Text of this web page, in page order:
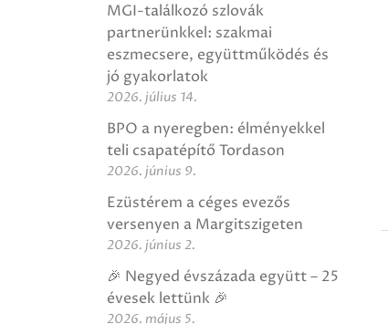
MGI-találkozó szlovák
partnerünkkel: szakmai
eszmecsere, együttműködés és
jó gyakorlatok
2026. július 14.
BPO a nyeregben: élményekkel
teli csapatépítő Tordason
2026. június 9.
Ezüstérem a céges evezős
versenyen a Margitszigeten
2026. június 2.
🎉 Negyed évszázada együtt – 25
évesek lettünk 🎉
2026. május 5.